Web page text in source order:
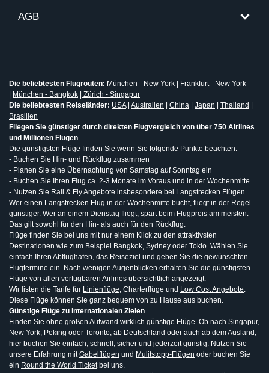
AGB
Die beliebtesten Flugrouten: München - New York
Frankfurt - New York
München - Bangkok
Zürich - Singapur
Die beliebtesten Reiseländer: USA| Australien China Japan Thailand
Brasilien
Fliegen Sie günstiger durch direkten Flugvergleich von über 750 Airlines
und Millionen Flügen
Die günstigsten Flüge finden Sie wenn Sie folgende Punkte beachten:
- Buchen Sie Hin- und Rückflug zusammen
- Planen Sie eine Übernachtung von Samstag auf Sonntag ein
- Buchen Sie Ihren Flug ca. 2-3 Monate im Voraus und in der Wochenmitte
- Nutzen Sie Rail & Fly Angebote insbesondere bei Langstrecken Flügen
Wer einen Langstrecken Flug in der Wochenmitte bucht, fliegt in der Regel
günstiger. Wer an einem Dienstag fliegt, spart beim Flugpreis am meisten.
Das gilt sowohl für den Hin- als auch für den Rückflug.
Flüge finden Sie bei uns mit nur einem Klick zu den attraktivsten
Destinationen wie zum Beispiel Bangkok, Sydney oder Tokio. Wählen Sie
einfach Ihren Abflughafen, das Reiseziel und geben Sie die gewünschten
Flugtermine ein. Nach wenigen Augenblicken erhalten Sie die günstigsten
Flüge von allen verfügbaren Airlines übersichtlich angezeigt.
Wir listen die Tarife für Linienflüge, Charterflüge und Low Cost Angebote.
Diese Flüge können Sie ganz bequem von zu Hause aus buchen.
Günstige Flüge zu internationalen Zielen
Finden Sie ohne großen Aufwand wirklich günstige Flüge. Ob nach Singapur,
New York, Peking oder Toronto, ab Deutschland oder auch ab dem Ausland,
hier buchen Sie einfach, schnell, sicher und jederzeit günstig. Nutzen Sie
unsere Erfahrung mitGabelflügen und Mulitstopp-Flügen oder buchen Sie
ein Round the World Ticketbei uns.